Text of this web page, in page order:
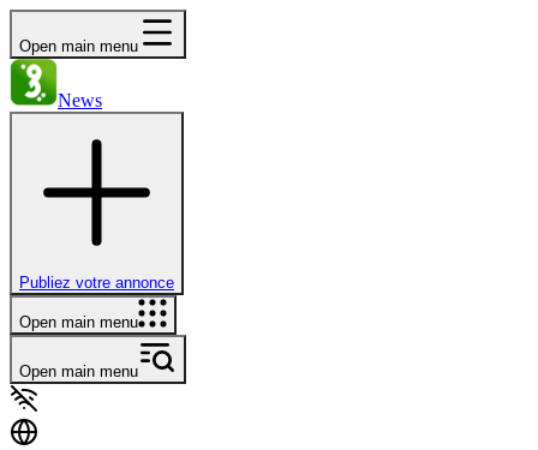
Open main menu
News
Publiez votre annonce
Open main menu
Open main menu